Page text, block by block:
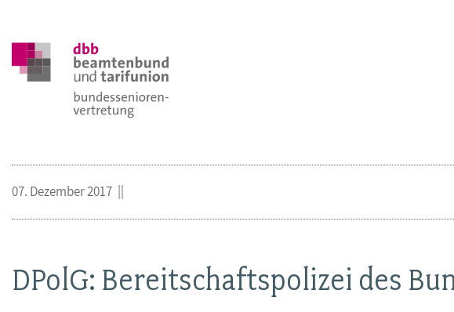
DPolG: Bereitschaftspolizei des
07. Dezember 2017